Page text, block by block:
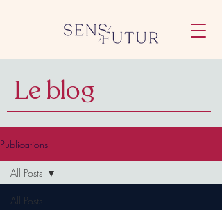
Le blog
Publications
All Posts
All Posts